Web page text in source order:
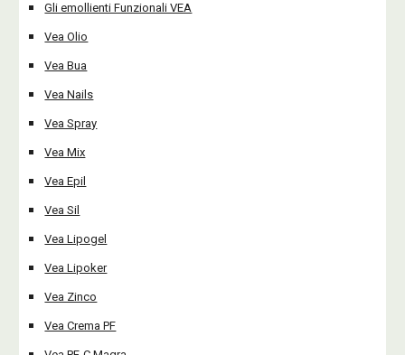
Gli emollienti Funzionali VEA
Vea Olio
Vea Bua
Vea Nails
Vea Spray
Vea Mix
Vea Epil
Vea Sil
Vea Lipogel
Vea Lipoker
Vea Zinco
Vea Crema PF